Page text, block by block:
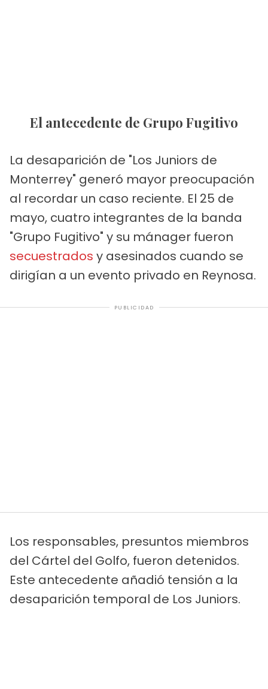
El antecedente de Grupo Fugitivo
La desaparición de "Los Juniors de
Monterrey" generó mayor preocupación
al recordar un caso reciente. El 25 de
mayo, cuatro integrantes de la banda
"Grupo Fugitivo" y su mánager fueron
secuestrados y asesinados cuando se
dirigían a un evento privado en Reynosa.
PUBLICIDAD
Los responsables, presuntos miembros
del Cártel del Golfo, fueron detenidos.
Este antecedente añadió tensión a la
desaparición temporal de Los Juniors.